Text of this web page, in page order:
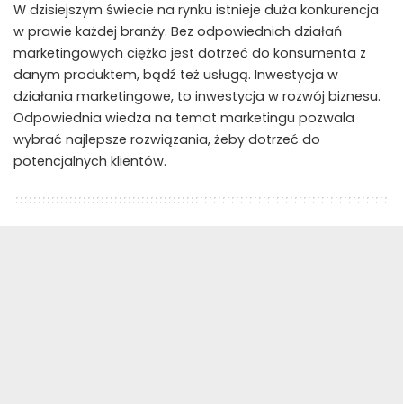
W dzisiejszym świecie na rynku istnieje duża konkurencja
w prawie każdej branży. Bez odpowiednich działań
marketingowych ciężko jest dotrzeć do konsumenta z
danym produktem, bądź też usługą. Inwestycja w
działania marketingowe, to inwestycja w rozwój biznesu.
Odpowiednia wiedza na temat marketingu pozwala
wybrać najlepsze rozwiązania, żeby dotrzeć do
potencjalnych klientów.